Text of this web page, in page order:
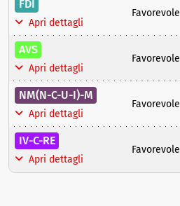
FDI
Apri dettagli
Favorevole
AVS
Apri dettagli
Favorevole
NM(N-C-U-I)-M
Apri dettagli
Favorevole
IV-C-RE
Apri dettagli
Favorevole